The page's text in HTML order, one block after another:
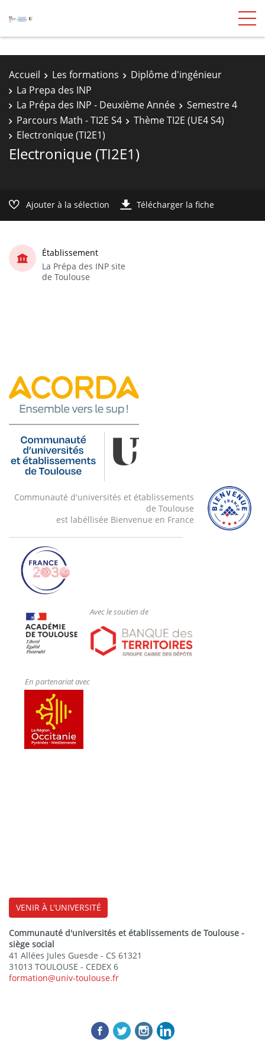
Accueil Les formations
Diplôme d'ingénieur
La Prepa des INP
La Prépa des INP - Deuxième Année
Semestre 4
Parcours Math - TI2E S4
Thème TI2E (UE4 S4)
Electronique (TI2E1)
Electronique (TI2E1)
Ajouter à la sélection Télécharger la fiche
Établissement
La Prépa des INP site
de Toulouse
Communauté d'universités et établissements
de Toulouse
est labéllisée Bienvenue en France
Avec le soutien de
En partenariat avec
VENIR À L'UNIVERSITÉ
Communauté d'universités et établissements de Toulouse -
siège social
41 Allées Jules Guesde - CS 61321
31013 TOULOUSE - CEDEX 6
formation@univ-toulouse.fr